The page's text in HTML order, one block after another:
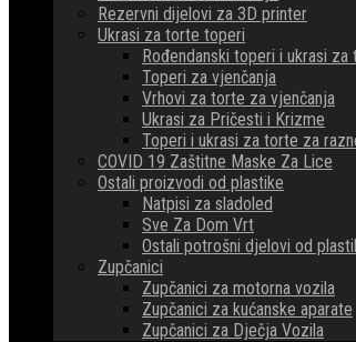
Rezervni dijelovi za 3D printer
Ukrasi za torte toperi
Rođendanski toperi i ukrasi za
Toperi za vjenčanja
Vrhovi za torte za vjenčanja
Ukrasi za Pričesti i Krizme
Toperi i ukrasi za torte za
COVID 19 Zaštitne Maske Za Lice
Ostali proizvodi od plastike
Natpisi za sladoled
Sve Za Dom Vrt
Ostali potrošni djelovi od
Zupčanici
Zupčanici za motorna vozila
Zupčanici za kućanske aparate
Zupčanici za Dječja Vozila